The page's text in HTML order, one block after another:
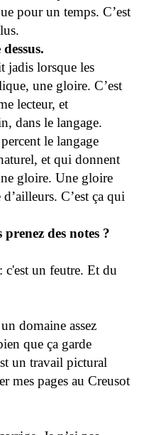
pour un temps. C’est
jadis lorsque les
une gloire. C’est
lecteur, et
dans le langage.
le langage
et qui donnent
gloire. Une gloire
C’est ça qui
des notes ?
un feutre. Et du
domaine assez
que ça garde
un travail pictural
mes pages au Creusot